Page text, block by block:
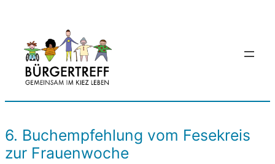
springen
6. Buchempfehlung vom Fesekreis
zur Frauenwoche